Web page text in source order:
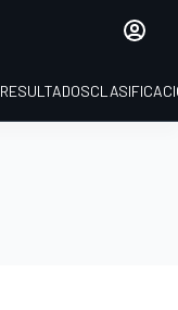
RESULTADOS